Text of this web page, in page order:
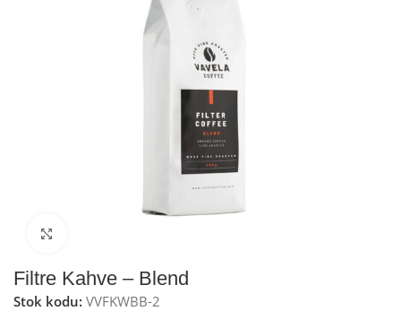
Filtre Kahve – Blend
Stok kodu: VVFKWBB-2